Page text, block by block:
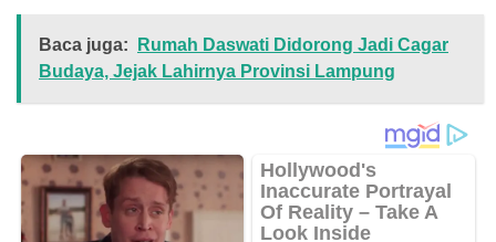
Baca juga:
Rumah Daswati Didorong Jadi Cagar
Budaya, Jejak Lahirnya Provinsi Lampung